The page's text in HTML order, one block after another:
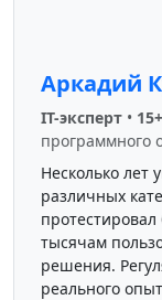
Аркадий
IT-эксперт •
программного
Несколько лет
различных
тысячам
решения.
реального